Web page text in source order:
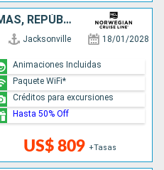
ESTADOS UNIDOS, BAHAMAS, REPÚBLICA DOMINICANA, PUERTO RICO
Jacksonville 18/01/2028
US$ 809 +Tasas
Animaciones Incluidas
Paquete WiFi*
Créditos para excursiones
Hasta 50% Off